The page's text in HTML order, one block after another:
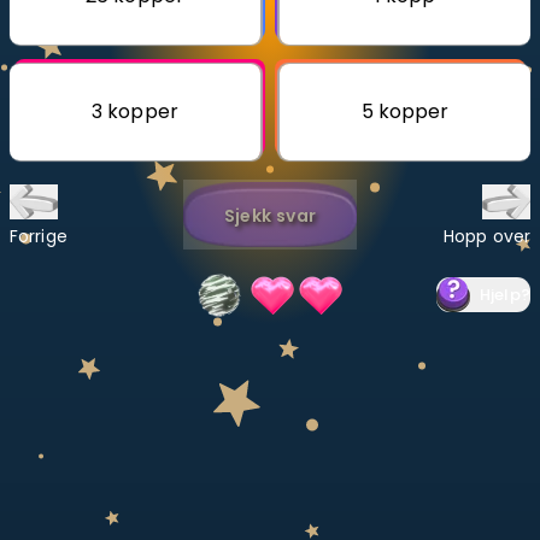
Bestill privatundervisning
Velg læreplan
Logg inn
3 kopper 5 kopper
Forrige
Sjekk svar
Hopp over
?